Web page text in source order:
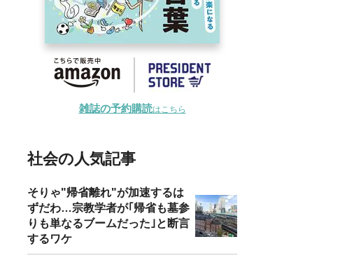
雑誌の予約購読はこちら
社会の人気記事
そりゃ"帰省離れ"が加速するは
ずだわ…宗教学者が｢帰省も墓参
りも単なるブームだった｣と断言
するワケ